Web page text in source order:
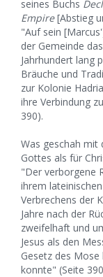
seines Buchs
Empire[Abstieg
"Auf sein
der Gemeinde
Jahrhundert lang
Bräuche und
zur Kolonie
ihre Verbindung
390).
Was geschah mit
Gottes als für
"Der verborgene
ihrem
Verbrechens der
Jahre nach der
zweifelhaft und
Jesus als den
Gesetz des
konnte" (Seite